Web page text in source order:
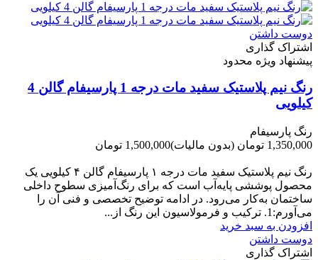
دوست داشتن
اشتراک گذاری
پیشنهاد ویژه محدود
رنگ نیم پلاستیک سفید مات درجه 1 پارسیفام گالن 4
کیلویی
رنگ پارسیفام
1,350,000 تومان
(بدون مالیات)1,500,000 تومان
رنگ نیم‌ پلاستیک سفید مات درجه ۱ پارسیفام گالن ۴ کیلویی یک
محصول پوششی پایه‌آب است که برای رنگ‌آمیزی سطوح داخلی
ساختمان به‌کار می‌رود. در ادامه توضیح تخصصی و فنی آن را
می‌آورم:1. ترکیب و فرمولاسیون این رنگ از...
افزودن به سبد خرید
دوست داشتن
اشتراک گذاری